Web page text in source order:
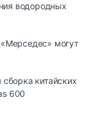
водородных
могут
китайских
600